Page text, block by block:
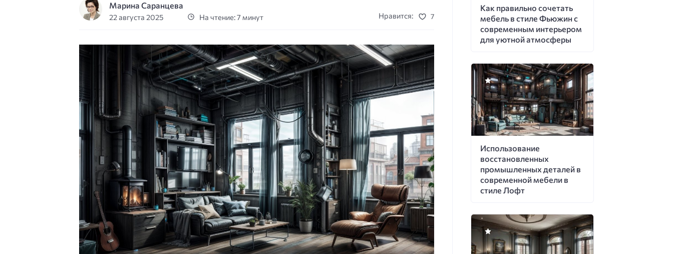
Марина Саранцева
22 августа 2025 На чтение: 7 минут Нравится: 7
Как правильно сочетать
мебель в стиле Фьюжин с
современным интерьером
для уютной атмосферы
Использование
восстановленных
промышленных деталей в
современной мебели в
стиле Лофт